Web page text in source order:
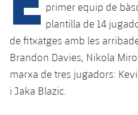
plusicon
més
Instal·lacions
SUB13
SUB12
SUB11 A
SUB13 B
SUB12 C
SUB11 C
Entrades
Gameday Shows
Resultats
Base
Barça Atlètic
Junior
Cadet A
Campus Estiu
PLUSICON
MÉS
Primer Equip
plusicon
més
primer equip de
plantilla de 14
de fitxatges amb les
Brandon Davies, Nikola
marxa de tres jugadors:
i Jaka Blazic.